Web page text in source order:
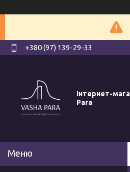
+380 (97) 139-29-33
Інтернет-
Para